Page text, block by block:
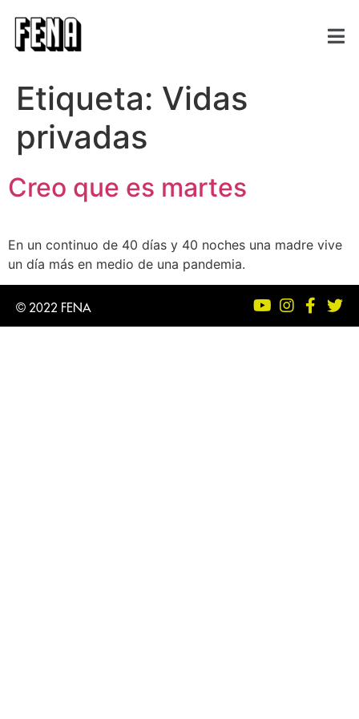
Etiqueta: Vidas
privadas
Creo que es martes
En un continuo de 40 días y 40 noches una madre vive
un día más en medio de una pandemia.
© 2022 FENA